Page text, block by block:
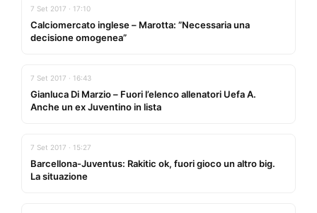
7 Set 2017 · 17:10
Calciomercato inglese – Marotta: ”Necessaria una
decisione omogenea”
7 Set 2017 · 16:43
Gianluca Di Marzio – Fuori l’elenco allenatori Uefa A.
Anche un ex Juventino in lista
7 Set 2017 · 15:27
Barcellona-Juventus: Rakitic ok, fuori gioco un altro big.
La situazione